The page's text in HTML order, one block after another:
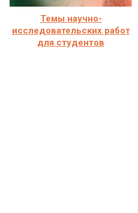
Темы научно-
исследовательских работ
для студентов